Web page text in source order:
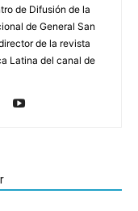
de Difusión de la
de General San
de la revista
Latina del canal de